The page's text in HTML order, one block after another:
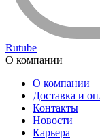
Rutube
О компании
О компании
Доставка и
Контакты
Новости
Карьера